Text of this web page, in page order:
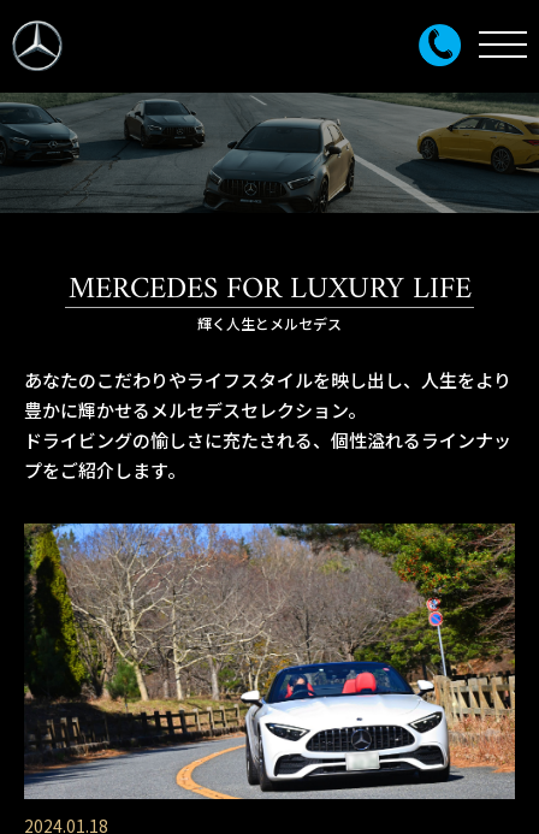
MERCEDES FOR LUXURY LIFE
輝く人生とメルセデス
あなたのこだわりやライフスタイルを映し出し、人生をより
豊かに輝かせるメルセデスセレクション。
ドライビングの愉しさに充たされる、個性溢れるラインナッ
プをご紹介します。
2024.01.18